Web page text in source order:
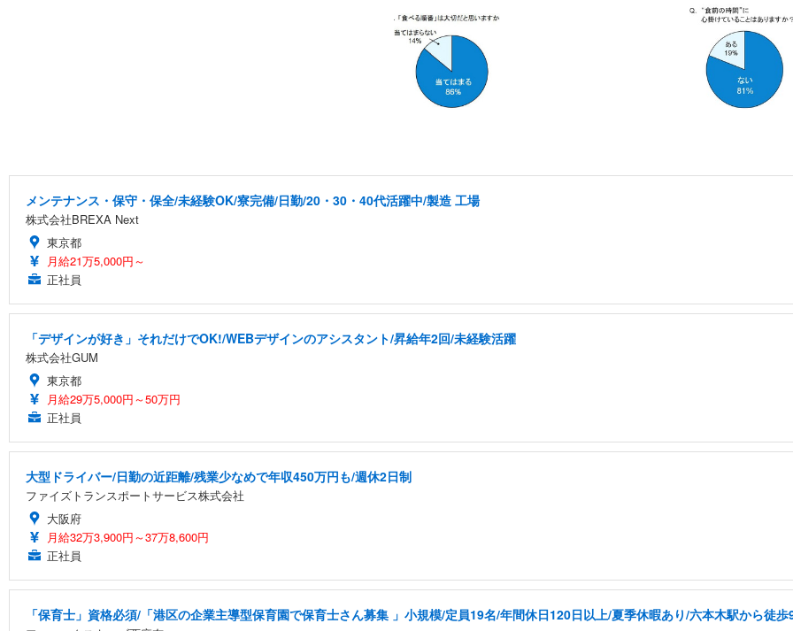
メンテナンス・保守・保全/未経験OK/寮完備/日勤/20・30・40代活躍中/製造 工場
株式会社BREXA Next
東京都
月給21万5,000円～
正社員
「デザインが好き」それだけでOK!/WEBデザインのアシスタント/昇給年2回/未経験活躍
株式会社GUM
東京都
月給29万5,000円～50万円
正社員
大型ドライバー/日勤の近距離/残業少なめで年収450万円も/週休2日制
ファイズトランスポートサービス株式会社
大阪府
月給32万3,900円～37万8,600円
正社員
「保育士」資格必須/「港区の企業主導型保育園で保育士さん募集 」小規模/定員19名/年間休日120日以上/夏季休暇あり/六本木駅から徒歩